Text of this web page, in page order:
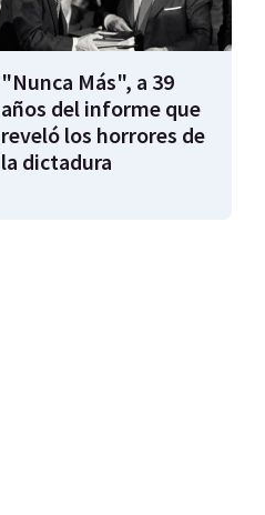
"Nunca Más", a 39
años del informe que
reveló los horrores de
la dictadura